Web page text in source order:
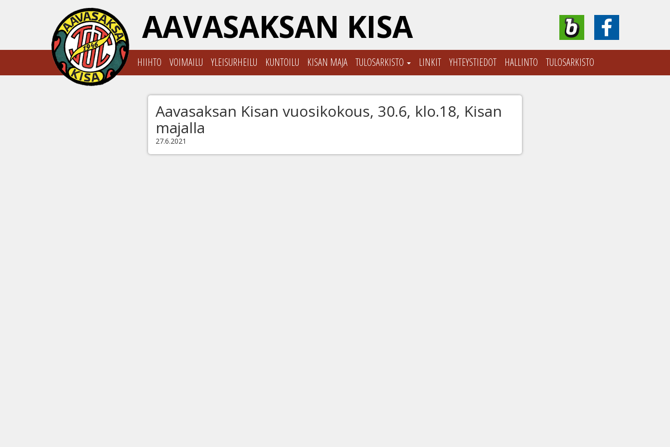
AAVASAKSAN KISA
HIIHTO VOIMAILU YLEISURHEILU KUNTOILU KISAN MAJA TULOSARKISTO LINKIT YHTEYSTIEDOT HALLINTO TULOSARKISTO
Aavasaksan Kisan vuosikokous, 30.6, klo.18, Kisan
majalla
27.6.2021